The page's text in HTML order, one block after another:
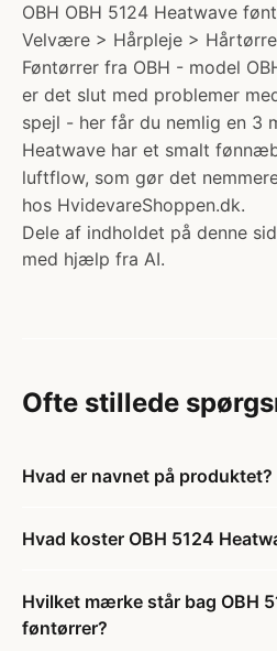
OBH OBH 5124 Heatwave
Velvære > Hårpleje >
Føntørrer fra OBH - model
er det slut med problemer
spejl - her får du nemlig en 3
Heatwave har et smalt
luftflow, som gør det
hos HvidevareShoppen.dk.
Dele af indholdet på denne
med hjælp fra AI.
Ofte stillede
Hvad er navnet på produktet?
Hvad koster OBH 5124
Hvilket mærke står bag OBH
føntørrer?